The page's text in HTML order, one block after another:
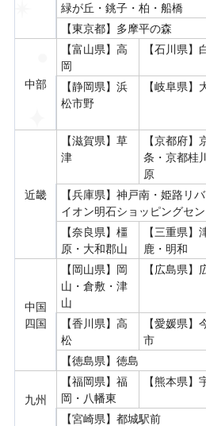
緑が丘・銚子・柏・船橋
【東京都】多摩平の森
中部
【富山県】高
岡
【石川県】
【静岡県】浜
松市野
【岐阜県】
近畿
【滋賀県】草
津
【京都府】
条・京都桂
原
【兵庫県】神戸南・姫路リ
イオン明石ショッピングセ
【奈良県】橿
原・大和郡山
【三重県】
鹿・明和
中国
四国
【岡山県】岡
山・倉敷・津
山
【広島県】
【香川県】高
松
【愛媛県】
市
【徳島県】徳島
九州
【福岡県】福
岡・八幡東
【熊本県】
【宮崎県】都城駅前